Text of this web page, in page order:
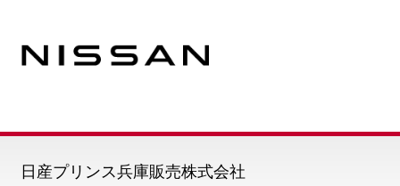
日産プリンス兵庫販売株式会社